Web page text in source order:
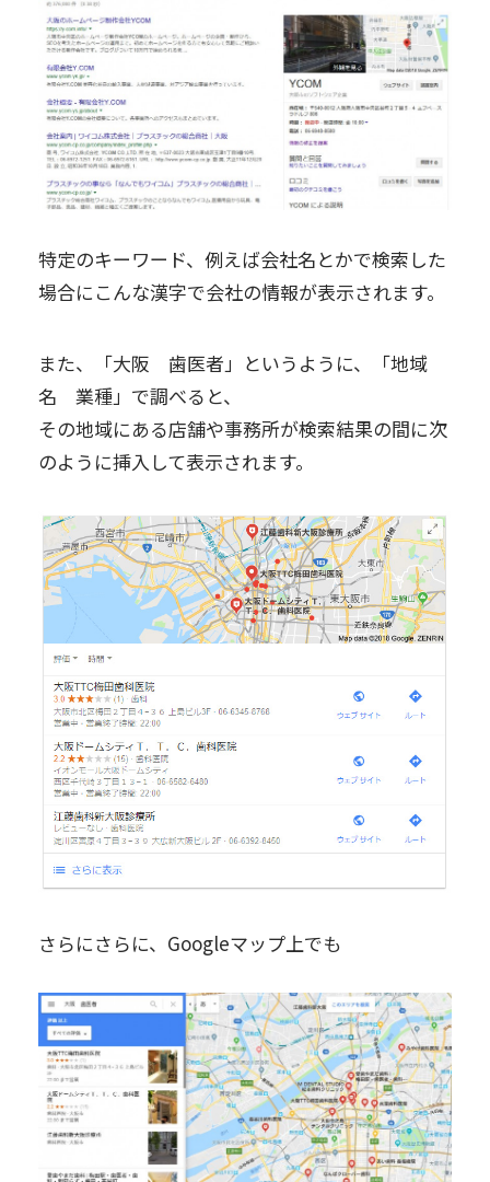
特定のキーワード、例えば会社名とかで検索した
場合にこんな漢字で会社の情報が表示されます。
また、「大阪 歯医者」というように、「地域
名 業種」で調べると、
その地域にある店舗や事務所が検索結果の間に次
のように挿入して表示されます。
さらにさらに、Googleマップ上でも